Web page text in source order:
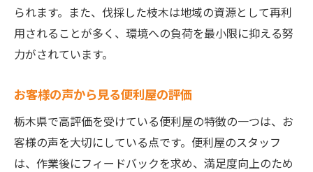
られます。また、伐採した枝木は地域の資源として再利
用されることが多く、環境への負荷を最小限に抑える努
力がされています。
お客様の声から見る便利屋の評価
栃木県で高評価を受けている便利屋の特徴の一つは、お
客様の声を大切にしている点です。便利屋のスタッフ
は、作業後にフィードバックを求め、満足度向上のため